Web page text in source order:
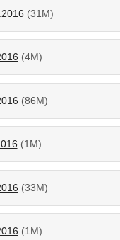
(31М)
(4М)
(86М)
(1М)
(33М)
(1М)